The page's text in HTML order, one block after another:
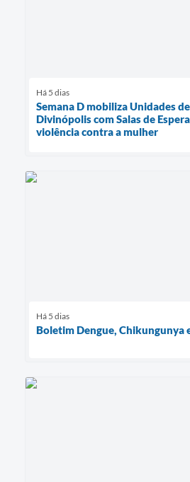
Há 5 dias
Semana D mobiliza Unidades
Divinópolis com Salas de
violência contra a mulher
Há 5 dias
Boletim Dengue, Chikungunya